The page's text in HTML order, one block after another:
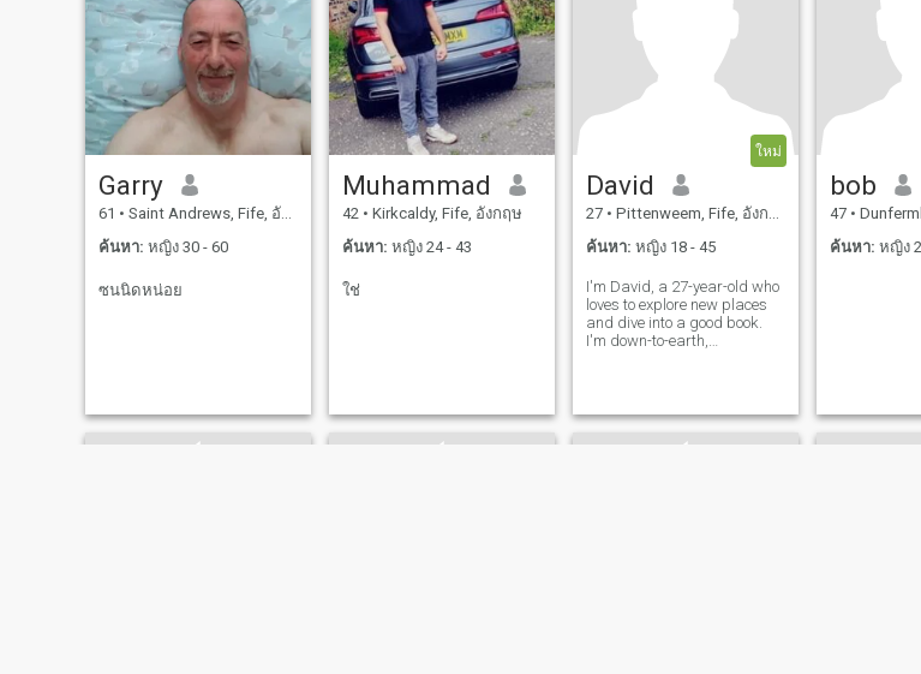
Garry
61 • Saint Andrews, Fife, อังกฤษ
ค้นหา: หญิง 30 - 60
ซนนิดหน่อย
Muhammad
42 • Kirkcaldy, Fife, อังกฤษ
ค้นหา: หญิง 24 - 43
ใช่
ใหม่
David
27 • Pittenweem, Fife, อังกฤษ
ค้นหา: หญิง 18 - 45
I'm David, a 27-year-old who
loves to explore new places
and dive into a good book.
I'm down-to-earth,
trying out new restaurants.
I'm looking for someone who
shares
bob
47 •
ค้นหา: หญิง